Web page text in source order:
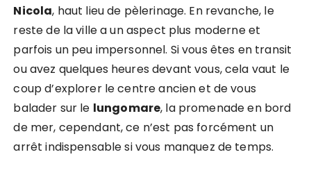
Nicola, haut lieu de pèlerinage. En revanche, le
reste de la ville a un aspect plus moderne et
parfois un peu impersonnel. Si vous êtes en transit
ou avez quelques heures devant vous, cela vaut le
coup d’explorer le centre ancien et de vous
balader sur le lungomare, la promenade en bord
de mer, cependant, ce n’est pas forcément un
arrêt indispensable si vous manquez de temps.